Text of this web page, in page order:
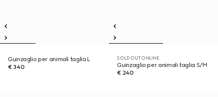
Guinzaglio per animali taglia L
€ 340
SOLD OUT ONLINE
Guinzaglio per animali taglia S/M
€ 240